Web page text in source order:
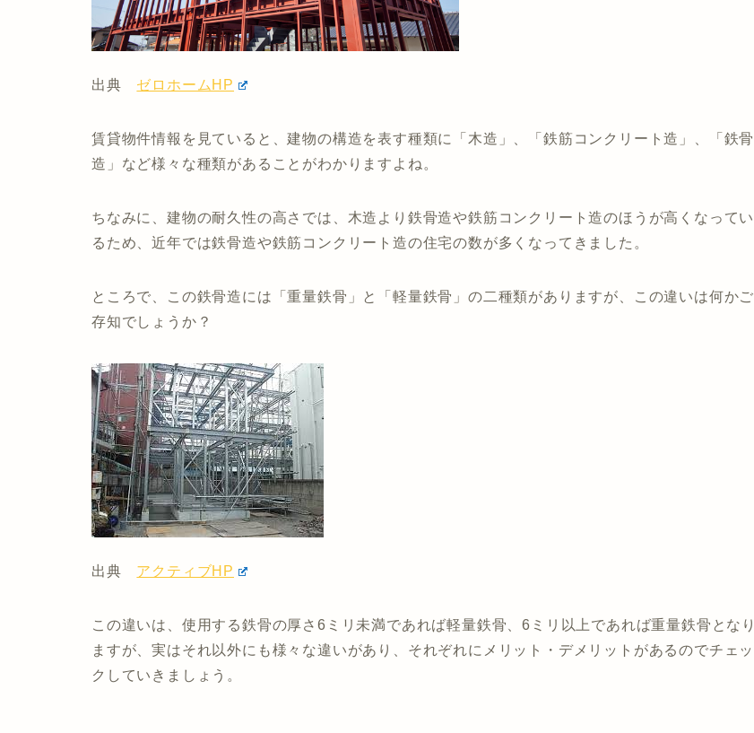
出典 ゼロホームHP
賃貸物件情報を見ていると、建物の構造を表す種類に「木造」、「鉄筋コンクリート造」、「鉄骨
造」など様々な種類があることがわかりますよね。
ちなみに、建物の耐久性の高さでは、木造より鉄骨造や鉄筋コンクリート造のほうが高くなってい
るため、近年では鉄骨造や鉄筋コンクリート造の住宅の数が多くなってきました。
ところで、この鉄骨造には「重量鉄骨」と「軽量鉄骨」の二種類がありますが、この違いは何かご
存知でしょうか？
出典 アクティブHP
この違いは、使用する鉄骨の厚さ6ミリ未満であれば軽量鉄骨、6ミリ以上であれば重量鉄骨となり
ますが、実はそれ以外にも様々な違いがあり、それぞれにメリット・デメリットがあるのでチェッ
クしていきましょう。